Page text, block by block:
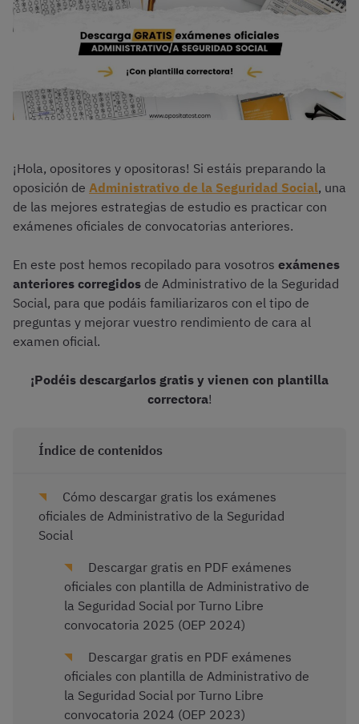
¡Hola, opositores y opositoras! Si estáis preparando la
oposición de Administrativo de la Seguridad Social, una
de las mejores estrategias de estudio es practicar con
exámenes oficiales de convocatorias anteriores.
En este post hemos recopilado para vosotros exámenes
anteriores corregidos de Administrativo de la Seguridad
Social, para que podáis familiarizaros con el tipo de
preguntas y mejorar vuestro rendimiento de cara al
examen oficial.
¡Podéis descargarlos gratis y vienen con plantilla
correctora!
Índice de contenidos
Cómo descargar gratis los exámenes
oficiales de Administrativo de la Seguridad
Social
Descargar gratis en PDF exámenes
oficiales con plantilla de Administrativo de
la Seguridad Social por Turno Libre
convocatoria 2025 (OEP 2024)
Descargar gratis en PDF exámenes
oficiales con plantilla de Administrativo de
la Seguridad Social por Turno Libre
convocatoria 2024 (OEP 2023)